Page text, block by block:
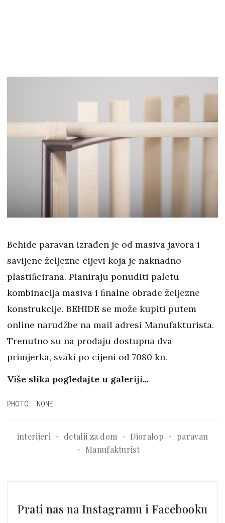
Behide paravan izrađen je od masiva javora i
savijene željezne cijevi koja je naknadno
plastiﬁcirana. Planiraju ponuditi paletu
kombinacija masiva i ﬁnalne obrade željezne
konstrukcije. BEHIDE se može kupiti putem
online narudžbe na mail adresi Manufakturista.
Trenutno su na prodaju dostupna dva
primjerka, svaki po cijeni od 7080 kn.
Više slika pogledajte u galeriji...
PHOTO: NONE
interijeri detalji za dom Dioralop
paravan
Manufakturist
Prati nas na Instagramu i Facebooku